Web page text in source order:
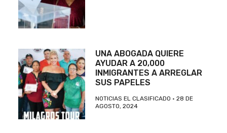
UNA ABOGADA QUIERE
AYUDAR A 20,000
INMIGRANTES A ARREGLAR
SUS PAPELES
NOTICIAS EL CLASIFICADO
28 DE
AGOSTO, 2024